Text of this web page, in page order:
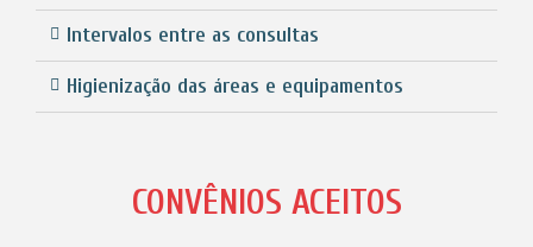
Intervalos entre as consultas
Higienização das áreas e equipamentos
CONVÊNIOS ACEITOS